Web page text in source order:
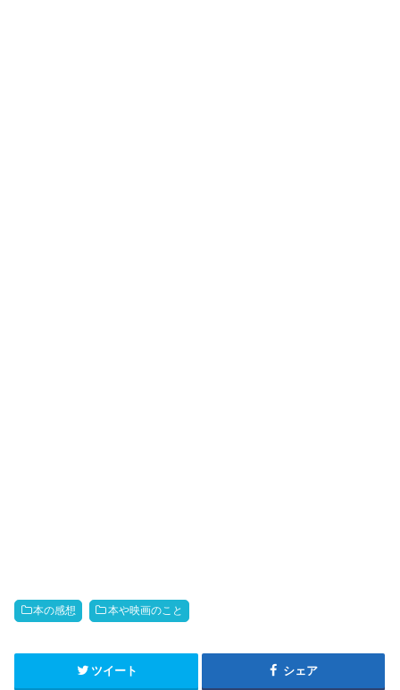
本の感想 本や映画のこと
ツイート シェア